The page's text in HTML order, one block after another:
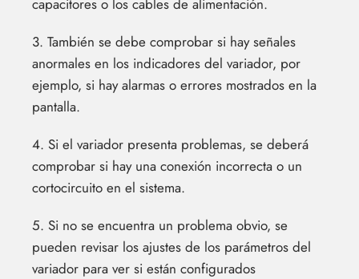
3. También se debe comprobar si hay señales
anormales en los indicadores del variador, por
ejemplo, si hay alarmas o errores mostrados en la
pantalla.
4. Si el variador presenta problemas, se deberá
comprobar si hay una conexión incorrecta o un
cortocircuito en el sistema.
5. Si no se encuentra un problema obvio, se
pueden revisar los ajustes de los parámetros del
variador para ver si están configurados